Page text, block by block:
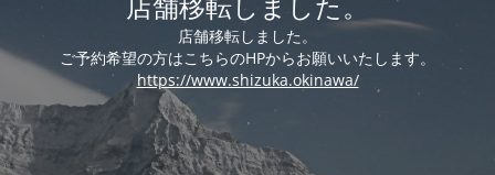
店舗移転しました。
ご予約希望の方はこちらのHPからお願いいたします。
https://www.shizuka.okinawa/